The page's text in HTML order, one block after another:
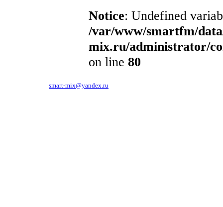
Notice: Undefined
/var/www/smartfm/
mix.ru/administrator/
on line 80
smart-mix@yandex.ru